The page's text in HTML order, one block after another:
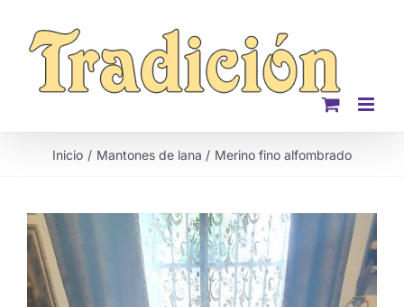
contenido
Inicio Mantones de lana Merino fino alfombrado